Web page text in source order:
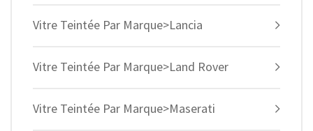
Vitre Teintée Par Marque>Lancia
Vitre Teintée Par Marque>Land Rover
Vitre Teintée Par Marque>Maserati